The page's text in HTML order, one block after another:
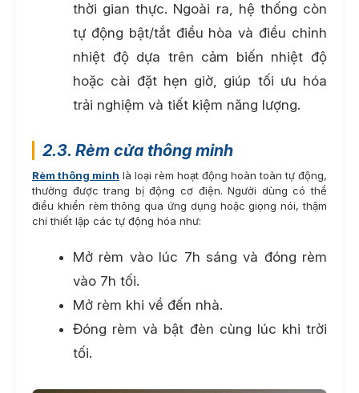
thời gian thực. Ngoài ra, hệ thống còn
tự động bật/tắt điều hòa và điều chỉnh
nhiệt độ dựa trên cảm biến nhiệt độ
hoặc cài đặt hẹn giờ, giúp tối ưu hóa
trải nghiệm và tiết kiệm năng lượng.
2.3. Rèm cửa thông minh
Rèm thông minh là loại rèm hoạt động hoàn toàn tự động,
thường được trang bị động cơ điện. Người dùng có thể
điều khiển rèm thông qua ứng dụng hoặc giọng nói, thậm
chí thiết lập các tự động hóa như:
Mở rèm vào lúc 7h sáng và đóng rèm
vào 7h tối.
Mở rèm khi về đến nhà.
Đóng rèm và bật đèn cùng lúc khi trời
tối.